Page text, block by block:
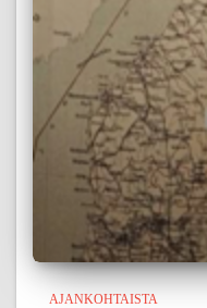
AJANKOHTAISTA